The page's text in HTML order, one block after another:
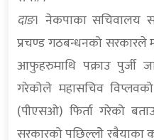
दाङ। नेकपाका सचिवालय
प्रचण्ड गठबन्धनको सरकारले
आफुहरुमाथि पक्राउ पुर्जी
गरेकोले महासचिव विप्लवको
(पीएसओ) फिर्ता गरेको
सरकारको पछिल्लोे रबैयाका